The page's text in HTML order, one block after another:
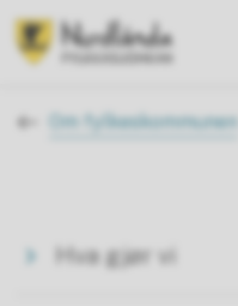
Du er her:Om fylkeskommunen
Hva gjør vi